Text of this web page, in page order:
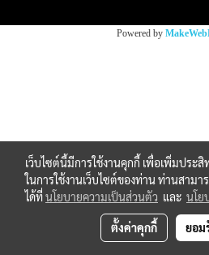
Powered by
เว็บไซต์นี้มีการใช้งานคุกกี้ เพื่อเพิ่มปร
ในการใช้งานเว็บไซต์ของท่าน ท่านสามา
ได้ที่นโยบายความเป็นส่วนตัว และ นโย
ตั้งค่าคุกกี้ ยอม